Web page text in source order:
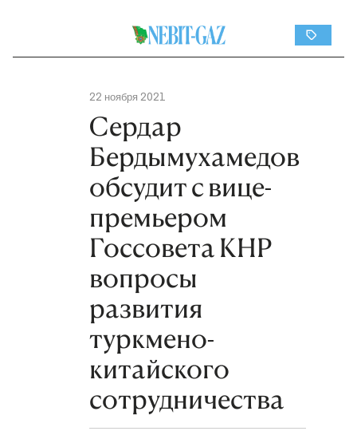
22 ноября 2021
Сердар
Бердымухамедов
обсудит с вице-
премьером
Госсовета КНР
вопросы
развития
туркмено-
китайского
сотрудничества